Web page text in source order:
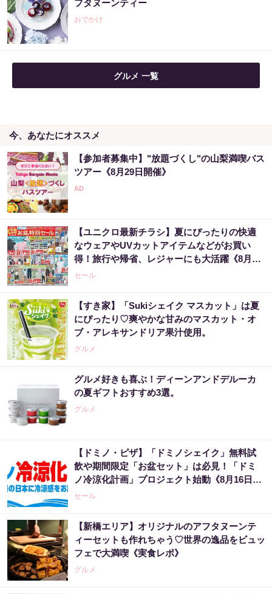
フタヌーンティー
おでかけ
グルメ 一覧
今、あなたにオススメ
【参加者募集中】"放題づくし"の山梨満喫バス
ツアー《8月29日開催》
【ユニクロ最新チラシ】夏にぴったりの快適
なウェアやUVカットアイテムなどがお買い
得！旅行や帰省、レジャーにも大活躍《8月13
日まで》
セール
【すき家】「Sukiシェイク マスカット」は夏
にぴったり♡爽やかな甘みのマスカット・オ
ブ・アレキサンドリア果汁使用。
グルメ
グルメ好きも喜ぶ！ディーンアンドデルーカ
の夏ギフトおすすめ3選。
グルメ
【ドミノ・ピザ】「ドミノシェイク」無料試
飲や期間限定「お盆セット」は必見！「ドミ
ノ冷涼化計画」プロジェクト始動《8月16日ま
で》
セール
【新橋エリア】オリジナルのアフタヌーンテ
ィーセットも作れちゃう♡世界の逸品をビュッ
フェで大満喫《実食レポ》
グルメ